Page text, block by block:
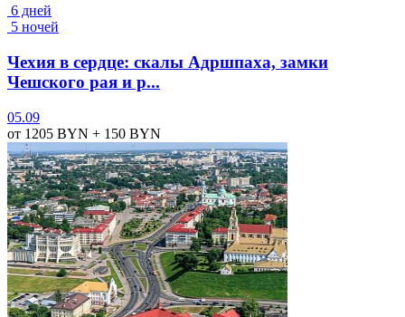
6 дней
5 ночей
Чехия в сердце: скалы Адршпаха, замки
Чешского рая и р...
05.09
от 1205 BYN + 150 BYN